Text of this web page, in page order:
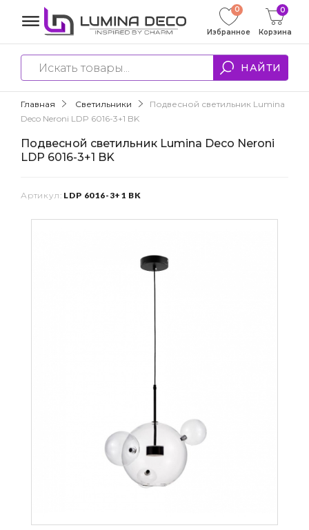
НАЙТИ
0
Избранное Корзина
0
Главная Светильники
Подвесной светильник Lumina
Deco Neroni LDP 6016-3+1 BK
Подвесной светильник Lumina Deco Neroni
LDP 6016-3+1 BK
Артикул: LDP 6016-3+1 BK